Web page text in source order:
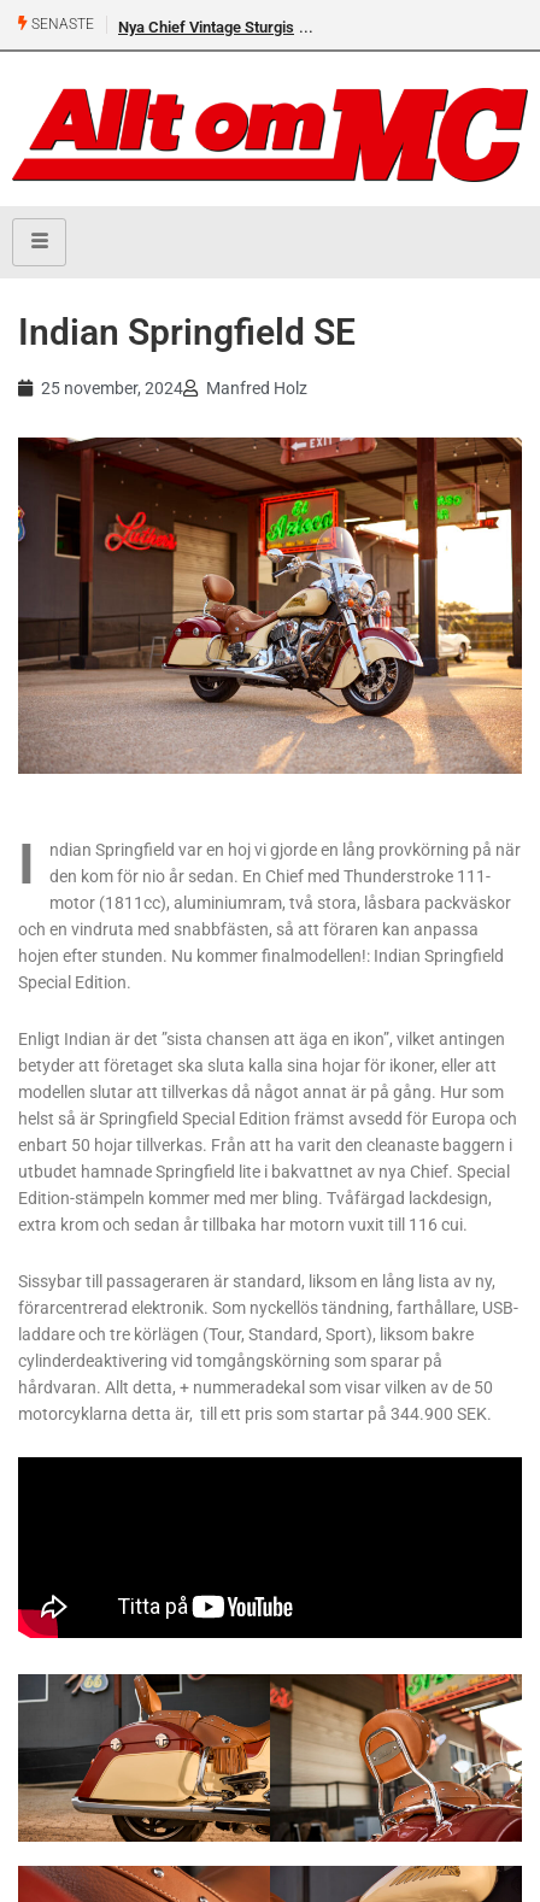
SENASTE Nya Chief Vintage Sturgis
Indian Springfield SE
25 november, 2024 Manfred Holz
I
ndian Springfield var en hoj vi gjorde en lång provkörning på när
den kom för nio år sedan. En Chief med Thunderstroke 111-
motor (1811cc), aluminiumram, två stora, låsbara packväskor
och en vindruta med snabbfästen, så att föraren kan anpassa
hojen efter stunden. Nu kommer finalmodellen!: Indian Springfield
Special Edition.
Enligt Indian är det ”sista chansen att äga en ikon”, vilket antingen
betyder att företaget ska sluta kalla sina hojar för ikoner, eller att
modellen slutar att tillverkas då något annat är på gång. Hur som
helst så är Springfield Special Edition främst avsedd för Europa och
enbart 50 hojar tillverkas. Från att ha varit den cleanaste baggern i
utbudet hamnade Springfield lite i bakvattnet av nya Chief. Special
Edition-stämpeln kommer med mer bling. Tvåfärgad lackdesign,
extra krom och sedan år tillbaka har motorn vuxit till 116 cui.
Sissybar till passageraren är standard, liksom en lång lista av ny,
förarcentrerad elektronik. Som nyckellös tändning, farthållare, USB-
laddare och tre körlägen (Tour, Standard, Sport), liksom bakre
cylinderdeaktivering vid tomgångskörning som sparar på
hårdvaran. Allt detta, + nummeradekal som visar vilken av de 50
motorcyklarna detta är, till ett pris som startar på 344.900 SEK.